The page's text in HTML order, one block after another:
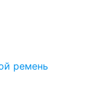
ремень